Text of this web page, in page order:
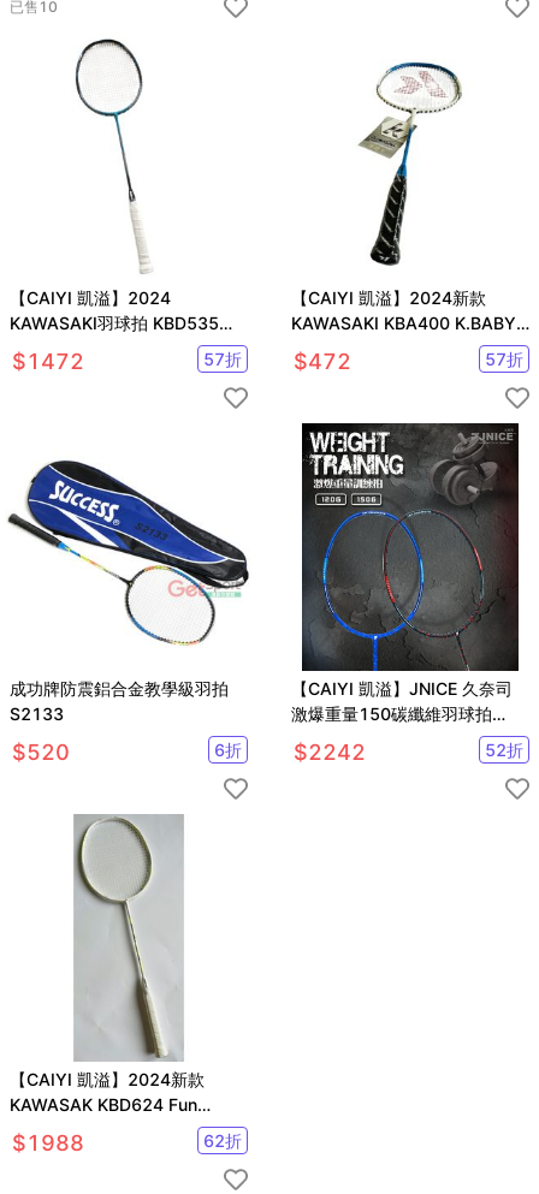
已售 10
【CAIYI 凱溢】2024
KAWASAKI羽球拍 KBD535
Ultra Carbon II 高彈性全碳纖維
送拍袋
$1472 57折
【CAIYI 凱溢】2024新款
KAWASAKI KBA400 K.BABY
兒童鋁羽球拍 已穿線
$472 57折
成功牌防震鋁合金教學級羽拍
S2133
$520 6折
【CAIYI 凱溢】JNICE 久奈司
激爆重量150碳纖維羽球拍
150g 贈拍袋
$2242 52折
【CAIYI 凱溢】2024新款
KAWASAK KBD624 Fun
Adventure III 高剛性碳纖維羽
球拍
$1988 62折